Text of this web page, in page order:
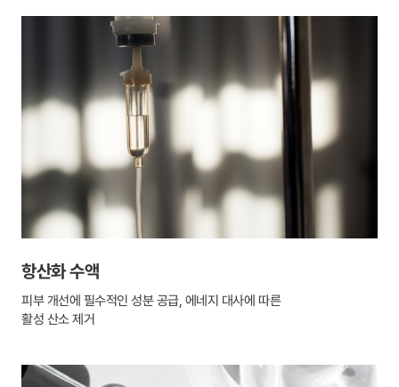
항산화 수액
피부 개선에 필수적인 성분 공급, 에네지 대사에 따른
활성 산소 제거